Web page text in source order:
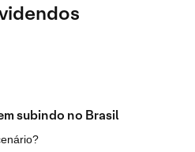
subindo no Brasil